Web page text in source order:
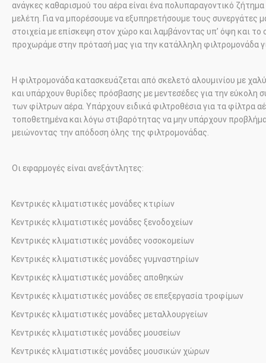
ανάγκες καθαρισμού του αέρα είναι ένα πολυπαραγοντικό
μελέτη. Για να μπορέσουμε να εξυπηρετήσουμε τους συνεργάτες
στοιχεία με επίσκεψη στον χώρο και λαμβάνοντας υπ’ όψη και
προχωράμε στην πρότασή μας για την κατάλληλη φιλτρομονάδα
Η φιλτρομονάδα κατασκευάζεται από σκελετό αλουμινίου με
και υπάρχουν θυρίδες πρόσβασης με μεντεσέδες για την εύκολη
των φίλτρων αέρα. Υπάρχουν ειδικά φιλτροθέσια για τα φίλτρα
τοποθετημένα και λόγω στιβαρότητας να μην υπάρχουν
μειώνοντας την απόδοση όλης της φιλτρομονάδας.
Οι εφαρμογές είναι ανεξάντλητες:
Κεντρικές κλιματιστικές μονάδες κτιρίων
Κεντρικές κλιματιστικές μονάδες ξενοδοχείων
Κεντρικές κλιματιστικές μονάδες νοσοκομείων
Κεντρικές κλιματιστικές μονάδες γυμναστηρίων
Κεντρικές κλιματιστικές μονάδες αποθηκών
Κεντρικές κλιματιστικές μονάδες σε επεξεργασία τροφίμων
Κεντρικές κλιματιστικές μονάδες μεταλλουργείων
Κεντρικές κλιματιστικές μονάδες μουσείων
Κεντρικές κλιματιστικές μονάδες μουσικών χώρων